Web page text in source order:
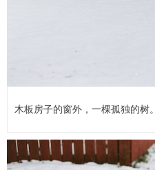
木板房子的窗外，一棵孤独的树。